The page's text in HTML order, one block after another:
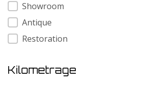
Showroom
Antique
Restoration
Kilometrage